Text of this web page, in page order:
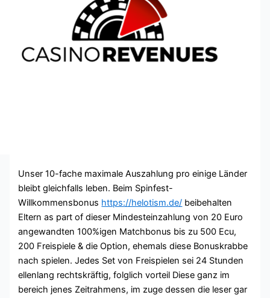
Unser 10-fache maximale Auszahlung pro einige Länder
bleibt gleichfalls leben. Beim Spinfest-
Willkommensbonus https://helotism.de/ beibehalten
Eltern as part of dieser Mindesteinzahlung von 20 Euro
angewandten 100%igen Matchbonus bis zu 500 Ecu,
200 Freispiele & die Option, ehemals diese Bonuskrabbe
nach spielen. Jedes Set von Freispielen sei 24 Stunden
ellenlang rechtskräftig, folglich vorteil Diese ganz im
bereich jenes Zeitrahmens, im zuge dessen die leser gar